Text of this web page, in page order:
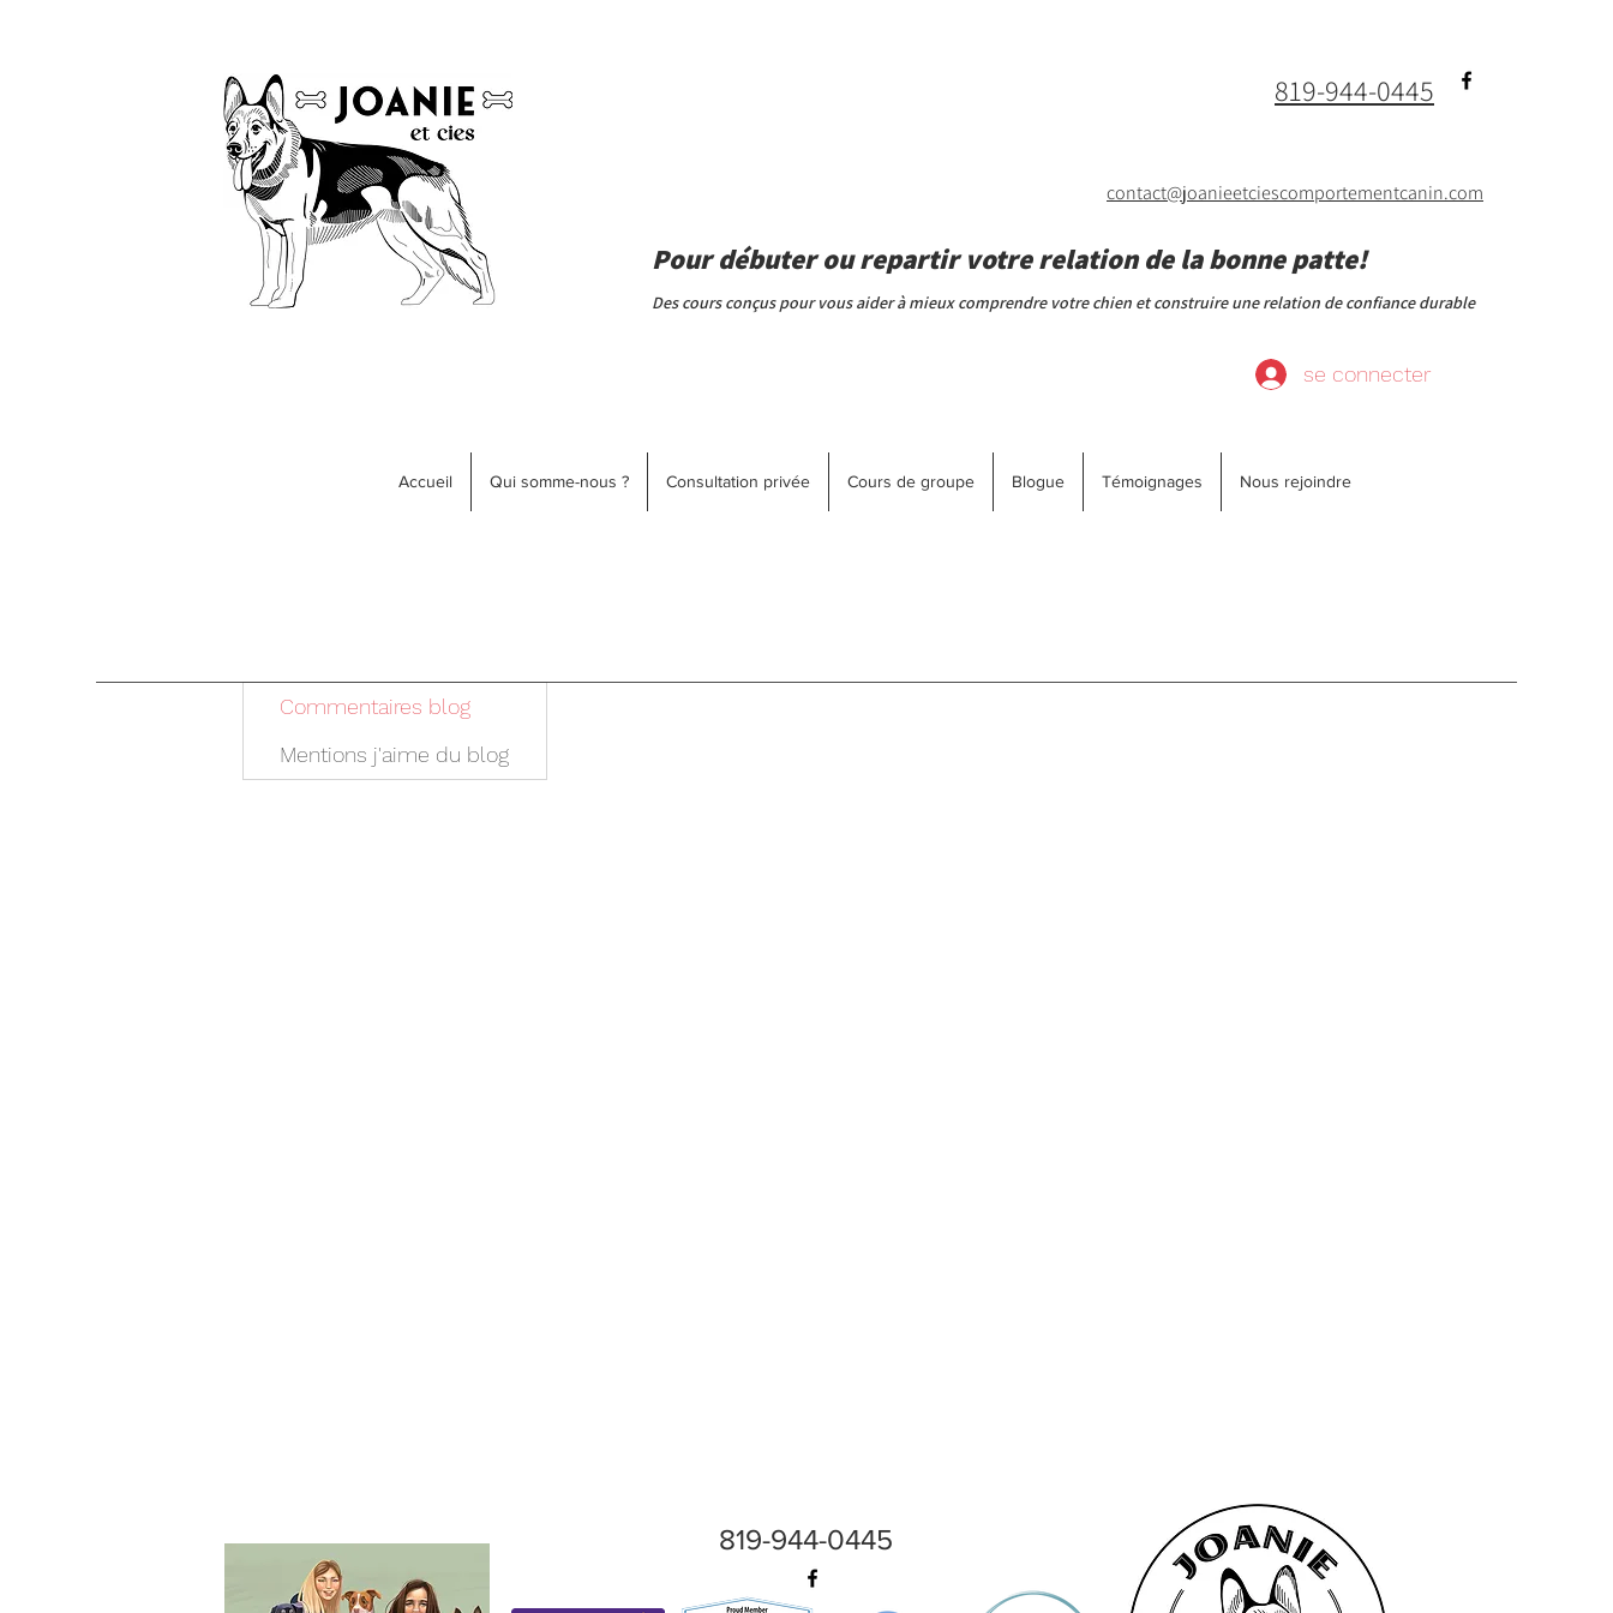
819-944-0445
contact@joanieetciescomportementcanin.com
Pour débuter ou repartir votre relation de la bonne patte!
Des cours conçus pour vous aider à mieux comprendre votre chien et construire une relation de confiance durable
se connecter
Accueil Qui somme-nous ? Consultation privée Cours de groupe Blogue Témoignages Nous rejoindre
Commentaires blog
Mentions j'aime du blog
819-944-0445